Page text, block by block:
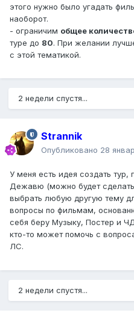
этого нужно было угадать
наоборот.
- ограничим общее
туре до 80. При желании
с этой тематикой.
2 недели спустя...
Strannik
Опубликовано 28
У меня есть идея создать
Дежавю (можно будет
выбрать любую другую тему
вопросы по фильмам,
себя беру Музыку, Постер и
кто-то может помочь с
ЛС.
2 недели спустя...